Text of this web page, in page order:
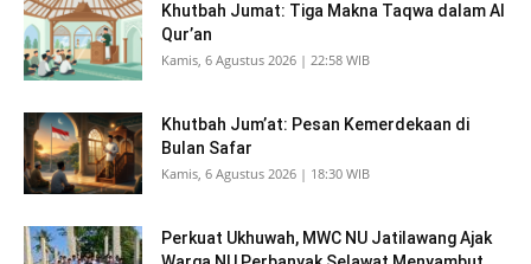
Khutbah Jumat: Tiga Makna Taqwa dalam Al
Qur’an
Kamis, 6 Agustus 2026 | 22:58 WIB
Khutbah Jum’at: Pesan Kemerdekaan di
Bulan Safar
Kamis, 6 Agustus 2026 | 18:30 WIB
Perkuat Ukhuwah, MWC NU Jatilawang Ajak